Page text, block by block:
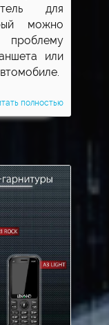
для
можно
или
полностью